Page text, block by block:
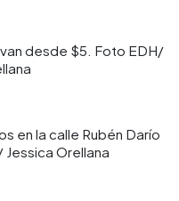
desde $5. Foto EDH/
en la calle Rubén Darío
Orellana